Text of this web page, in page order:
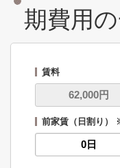
期費用の
賃料
前家賃（日割り）